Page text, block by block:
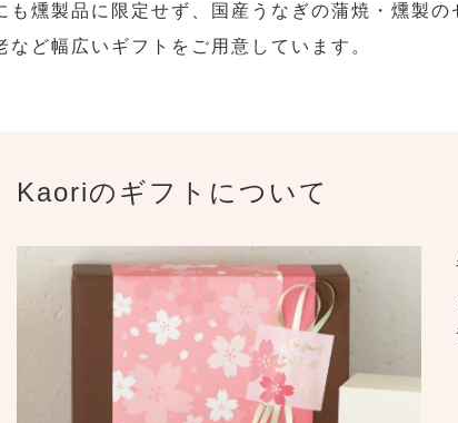
も燻製品に限定せず、国産うなぎの蒲焼・燻製
など幅広いギフトをご用意しています。
Kaoriのギフトについて